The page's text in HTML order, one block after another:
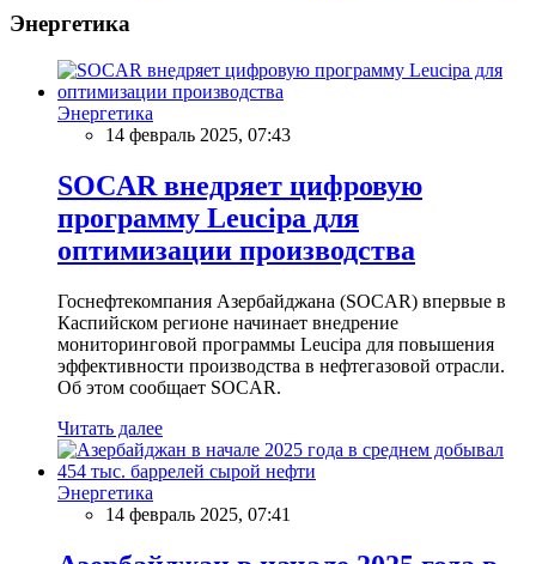
Энергетика
Энергетика
14 февраль 2025, 07:43
SOCAR внедряет цифровую
программу Leucipa для
оптимизации производства
Госнефтекомпания Азербайджана (SOCAR) впервые в
Каспийском регионе начинает внедрение
мониторинговой программы Leucipa для повышения
эффективности производства в нефтегазовой отрасли.
Об этом сообщает SOCAR.
Читать далее
Энергетика
14 февраль 2025, 07:41